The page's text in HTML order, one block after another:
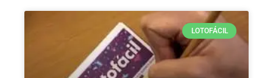
LOTOFÁCIL